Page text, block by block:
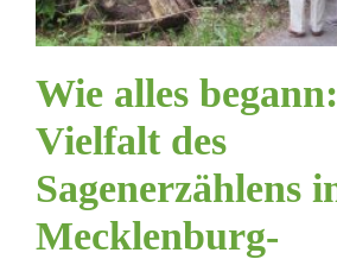
Wie alles
Vielfalt des
Sagenerzählens
Mecklenburg-